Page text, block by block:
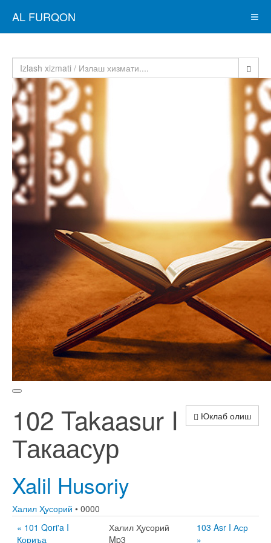
AL FURQON
Юклаб олиш
102 Takaasur I
Такаасур
Xalil Husoriy
Халил Ҳусорий • 0000
« 101 Qori'a I
Қориъа
Халил Ҳусорий
Mp3
103 Asr I Аср
»